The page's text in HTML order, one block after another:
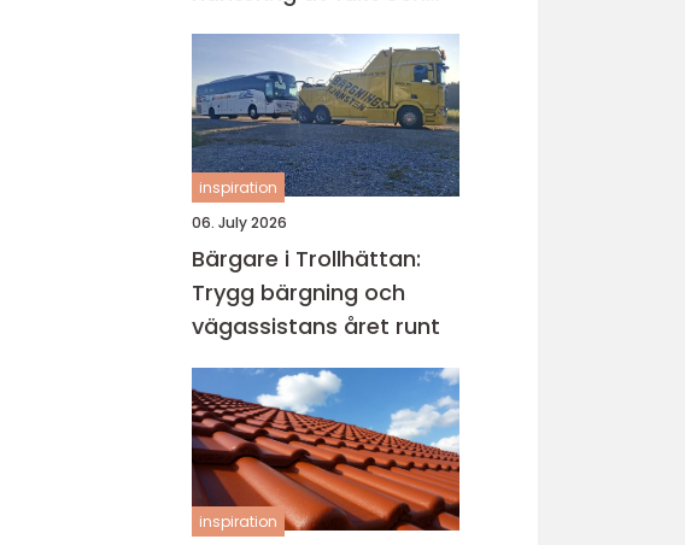
skador
inspiration
06. July 2026
Bärgare i Trollhättan:
Trygg bärgning och
vägassistans året runt
inspiration